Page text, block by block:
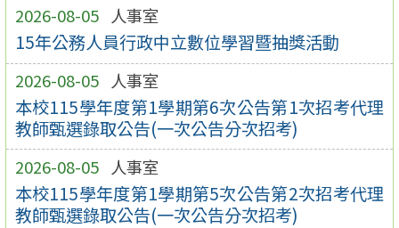
2026-08-05 人事室
15年公務人員行政中立數位學習暨抽獎活動
2026-08-05 人事室
本校115學年度第1學期第6次公告第1次招考代理
教師甄選錄取公告(一次公告分次招考)
2026-08-05 人事室
本校115學年度第1學期第5次公告第2次招考代理
教師甄選錄取公告(一次公告分次招考)